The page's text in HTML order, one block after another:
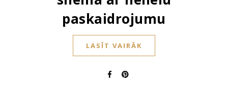
paskaidrojumu
LASĪT VAIRĀK